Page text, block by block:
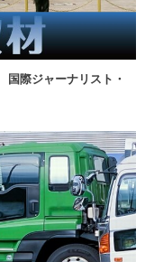
国際ジャーナリスト・